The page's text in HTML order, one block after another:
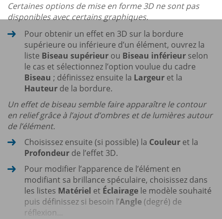
Certaines options de mise en forme 3D ne sont pas
disponibles avec certains graphiques.
Pour obtenir un effet en 3D sur la bordure
supérieure ou inférieure d’un élément, ouvrez la
liste Biseau supérieur ou Biseau inférieur selon
le cas et sélectionnez l’option voulue du cadre
Biseau ; définissez ensuite la Largeur et la
Hauteur de la bordure.
Un effet de biseau semble faire apparaître le contour
en relief grâce à l’ajout d’ombres et de lumières autour
de l’élément.
Choisissez ensuite (si possible) la Couleur et la
Profondeur de l’effet 3D.
Pour modifier l’apparence de l’élément en
modifiant sa brillance spéculaire, choisissez dans
les listes Matériel et Éclairage le modèle souhaité
puis définissez si besoin l’Angle (degré) de
réflexion...